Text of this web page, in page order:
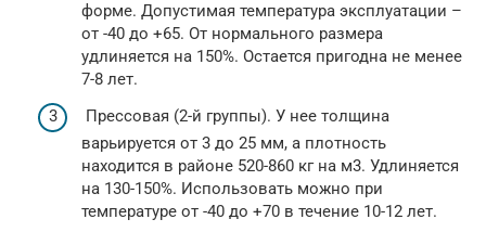
форме. Допустимая температура эксплуатации –
от -40 до +65. От нормального размера
удлиняется на 150%. Остается пригодна не менее
7-8 лет.
Прессовая (2-й группы). У нее толщина
варьируется от 3 до 25 мм, а плотность
находится в районе 520-860 кг на м3. Удлиняется
на 130-150%. Использовать можно при
температуре от -40 до +70 в течение 10-12 лет.